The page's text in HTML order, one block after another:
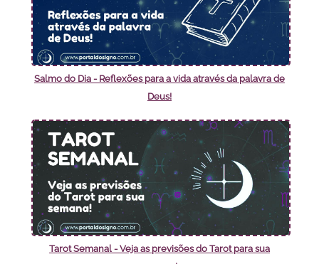
Salmo do Dia - Reflexões para a vida através da palavra de
Deus!
Tarot Semanal - Veja as previsões do Tarot para sua